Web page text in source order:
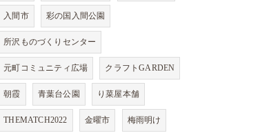
入間市 彩の国入間公園
所沢ものづくりセンター
元町コミュニティ広場 クラフトGARDEN
朝霞 青葉台公園 り菜屋本舗
THEMATCH2022 金曜市 梅雨明け